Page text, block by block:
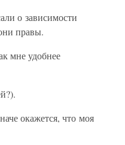
о зависимости
правы.
мне удобнее
окажется, что моя